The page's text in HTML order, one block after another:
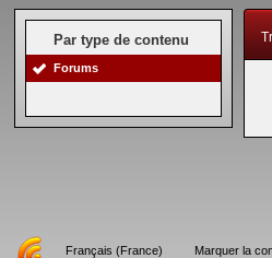
Par type de contenu
Forums
Français (France) Marquer la